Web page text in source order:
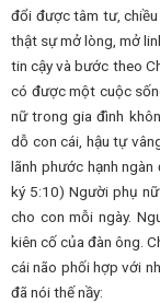
đổi được tâm tư,
thật sự mở lòng, mở
tin cậy và bước theo
có được một cuộc
nữ trong gia đình
dỗ con cái, hậu tự
lãnh phước hạnh
ký 5:10) Người phụ
cho con mỗi ngày.
kiên cố của đàn ông.
cái não phối hợp với
đã nói thế nầy: